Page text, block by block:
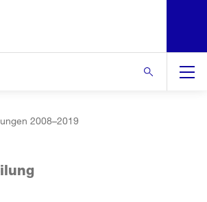
2008–2019